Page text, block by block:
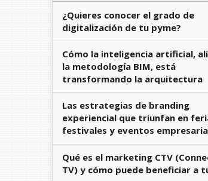
¿Quieres conocer el grado de
digitalización de tu pyme?
Cómo la inteligencia artificial,
la metodología BIM, está
transformando la arquitectura
Las estrategias de branding
experiencial que triunfan en
festivales y eventos
Qué es el marketing CTV
TV) y cómo puede beneficiar a